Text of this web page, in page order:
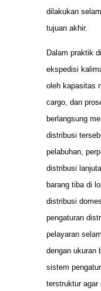
dilakukan
tujuan akhir.
Dalam praktik
ekspedisi
oleh kapasitas
cargo, dan
berlangsung
distribusi
pelabuhan,
distribusi
barang tiba di
distribusi
pengaturan
pelayaran
dengan ukuran
sistem
terstruktur agar